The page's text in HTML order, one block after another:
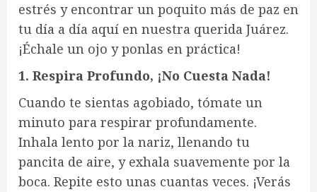
estrés y encontrar un poquito más de paz en
tu día a día aquí en nuestra querida Juárez.
¡Échale un ojo y ponlas en práctica!
1. Respira Profundo, ¡No Cuesta Nada!
Cuando te sientas agobiado, tómate un
minuto para respirar profundamente.
Inhala lento por la nariz, llenando tu
pancita de aire, y exhala suavemente por la
boca. Repite esto unas cuantas veces. ¡Verás